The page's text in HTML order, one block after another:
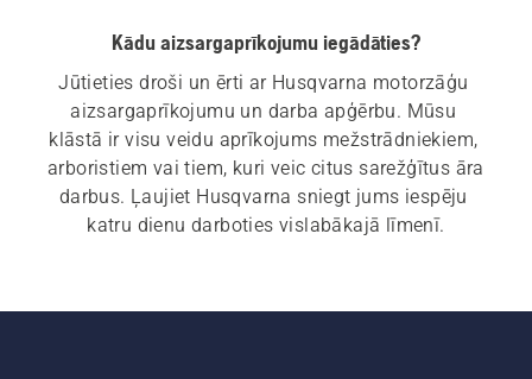
Kādu aizsargaprīkojumu iegādāties?
Jūtieties droši un ērti ar Husqvarna motorzāģu
aizsargaprīkojumu un darba apģērbu. Mūsu
klāstā ir visu veidu aprīkojums mežstrādniekiem,
arboristiem vai tiem, kuri veic citus sarežģītus āra
darbus. Ļaujiet Husqvarna sniegt jums iespēju
katru dienu darboties vislabākajā līmenī.